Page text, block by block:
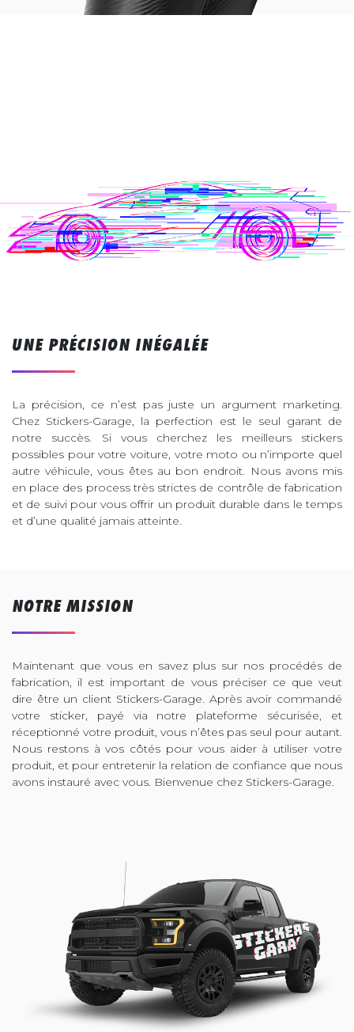
UNE PRÉCISION INÉGALÉE
La précision, ce n’est pas juste un argument marketing.
Chez Stickers-Garage, la perfection est le seul garant de
notre succès. Si vous cherchez les meilleurs stickers
possibles pour votre voiture, votre moto ou n’importe quel
autre véhicule, vous êtes au bon endroit. Nous avons mis
en place des process très strictes de contrôle de fabrication
et de suivi pour vous offrir un produit durable dans le temps
et d’une qualité jamais atteinte.
NOTRE MISSION
Maintenant que vous en savez plus sur nos procédés de
fabrication, il est important de vous préciser ce que veut
dire être un client Stickers-Garage. Après avoir commandé
votre sticker, payé via notre plateforme sécurisée, et
réceptionné votre produit, vous n’êtes pas seul pour autant.
Nous restons à vos côtés pour vous aider à utiliser votre
produit, et pour entretenir la relation de confiance que nous
avons instauré avec vous. Bienvenue chez Stickers-Garage.